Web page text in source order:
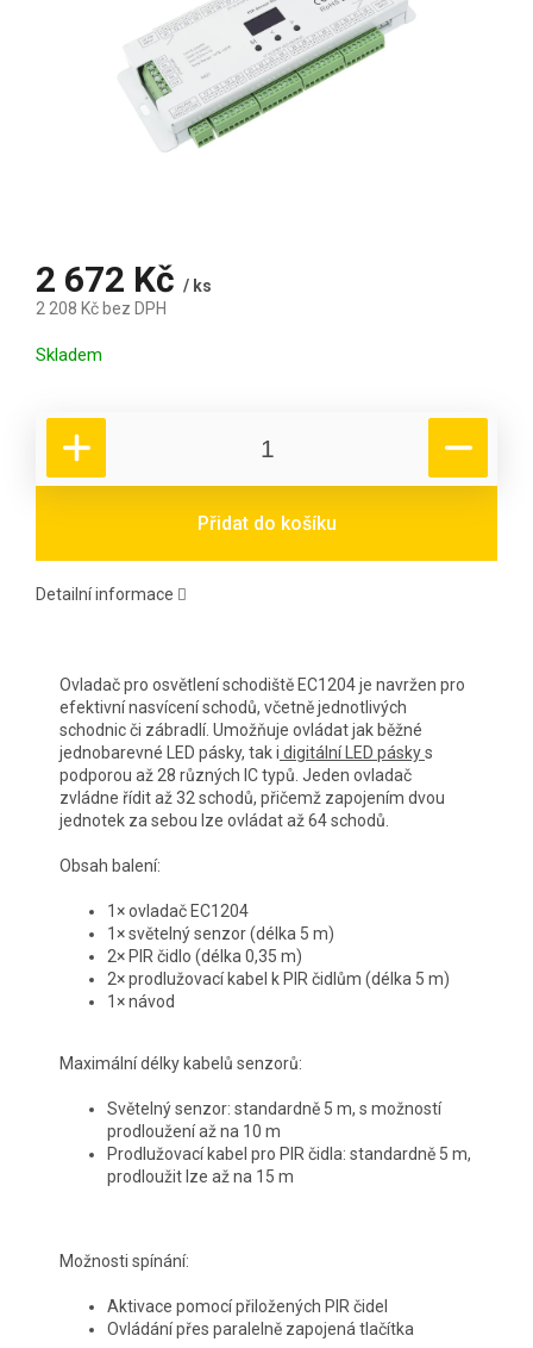
2 672 Kč / ks
2 208 Kč bez DPH
Skladem
Přidat do košíku
Detailní informace
Ovladač pro osvětlení schodiště EC1204 je navržen pro
efektivní nasvícení schodů, včetně jednotlivých
schodnic či zábradlí. Umožňuje ovládat jak běžné
jednobarevné LED pásky, tak i digitální LED páskys
podporou až 28 různých IC typů. Jeden ovladač
zvládne řídit až 32 schodů, přičemž zapojením dvou
jednotek za sebou lze ovládat až 64 schodů.
Obsah balení:
1× ovladač EC1204
1× světelný senzor (délka 5 m)
2× PIR čidlo (délka 0,35 m)
2× prodlužovací kabel k PIR čidlům (délka 5 m)
1× návod
Maximální délky kabelů senzorů:
Světelný senzor: standardně 5 m, s možností
prodloužení až na 10 m
Prodlužovací kabel pro PIR čidla: standardně 5 m,
prodloužit lze až na 15 m
Možnosti spínání:
Aktivace pomocí přiložených PIR čidel
Ovládání přes paralelně zapojená tlačítka